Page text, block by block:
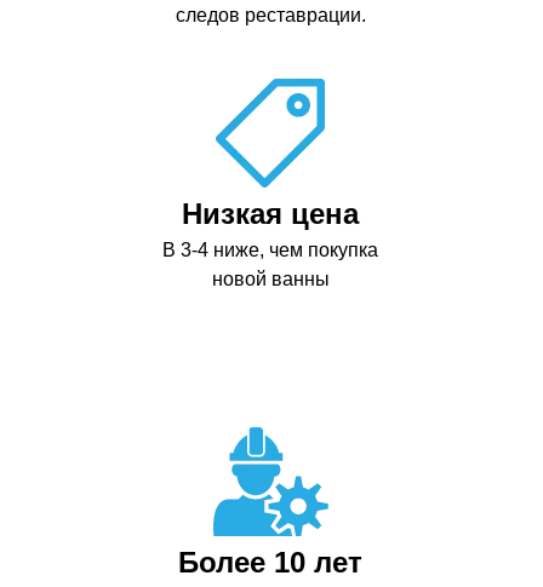
следов реставрации.
Низкая цена
В 3-4 ниже, чем покупка
новой ванны
Более 10 лет